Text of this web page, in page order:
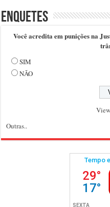
Enquetes
Você acredita em punições na
SIM
NÃO
Outras..